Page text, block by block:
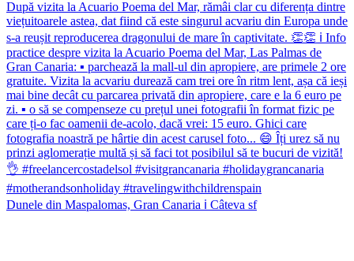
Dunele din Maspalomas, Gran Canaria ℹ️ Câteva sf